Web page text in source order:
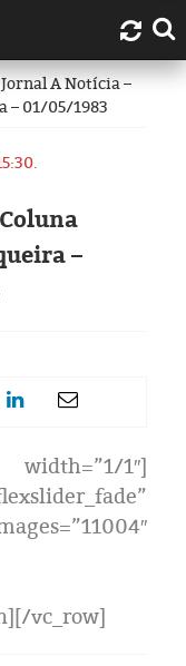
A Notícia –
– 01/05/1983
–
1″]
vc_row]